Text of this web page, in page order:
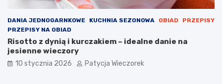
DANIA JEDNOGARNKOWE KUCHNIA SEZONOWA OBIAD
PRZEPISY
PRZEPISY NA OBIAD
Risotto z dynią i kurczakiem – idealne danie na
jesienne wieczory
10 stycznia 2026 Patycja Wieczorek